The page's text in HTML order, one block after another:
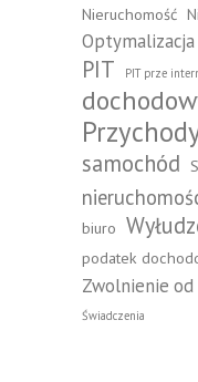
Nieruchomość
PIT PIT prze
samochód
biuro
podatek
Zwolnienie
Świadczenia